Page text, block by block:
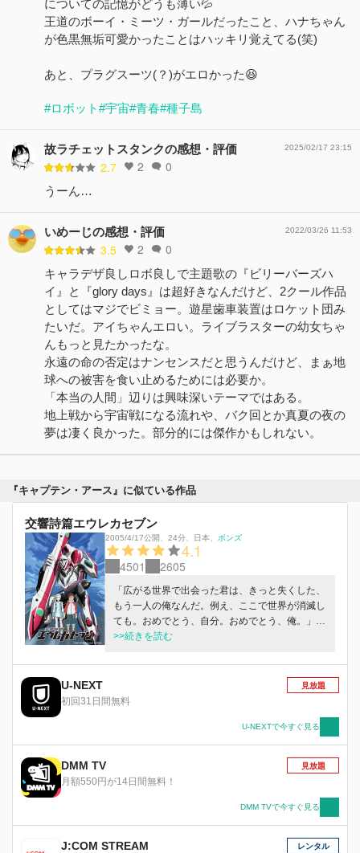
についての記憶がどうも薄い💦
王道のボーイ・ミーツ・ガールだったこと、ハナちゃん
が色黒無垢可愛かったことはハッキリ覚えてる(笑)
あと、プラグスーツ(？)がエロかった😆
#ロボット#宇宙#青春#種子島
故ラチェットスタンクの感想・評価
2.7 2 0
2025/02/17 23:15
うーん…
いめーじの感想・評価
3.5 2 0
2022/03/26 11:53
キャラデザ良しロボ良しで主題歌の『ビリーバーズハ
イ』と『glory days』は超好きなんだけど、2クール作品
としてはマジでビミョー。遊星歯車装置はロケット団み
たいだ。アイちゃんエロい。ライブラスターの幼女ちゃ
んもっと見たかったな。
永遠の命の否定はナンセンスだと思うんだけど、まぁ地
球への被害を食い止めるためには必要か。
「本当の人間」辺りは興味深いテーマではある。
地上戦から宇宙戦になる流れや、バク回とか真夏の夜の
夢は凄く良かった。部分的には傑作かもしれない。
『キャプテン・アース』に似ている作品
交響詩篇エウレカセブン
2005/4/17公開 24分 日本 ボンズ
4.1
4501 2605
「広がる世界で出会った君は、きっと失くした、
もう一人の俺なんだ。例え、ここで世界が消滅し
ても。おめでとう、自分。おめでとう、俺。」
少女＝運命と出会った少年は、「世界」を知るた
る。
>>続きを読む
U-NEXT
初回31日間無料
見放題
U-NEXTで今すぐ見る
DMM TV
月額550円が14日間無料！
見放題
DMM TVで今すぐ見る
J:COM STREAM レンタル